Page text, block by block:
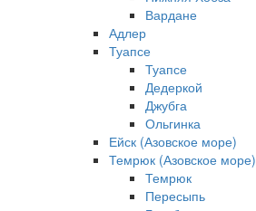
Вардане
Адлер
Туапсе
Туапсе
Дедеркой
Джубга
Ольгинка
Ейск (Азовское море)
Темрюк (Азовское море)
Темрюк
Пересыпь